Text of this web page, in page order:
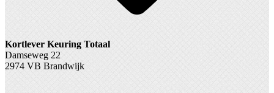
Kortlever Keuring Totaal
Damseweg 22
2974 VB Brandwijk